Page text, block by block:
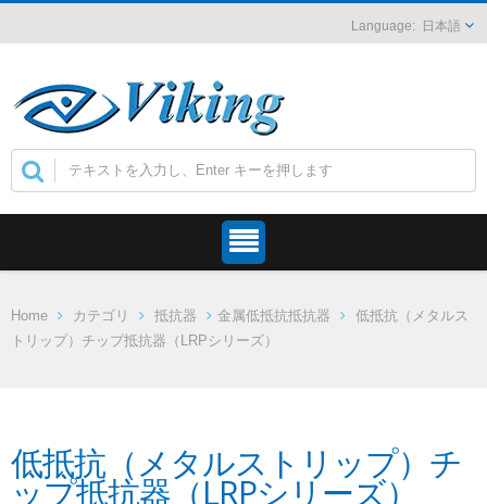
日本語
Home カテゴリ 抵抗器 金属低抵抗抵抗器
低抵抗（メタルス
トリップ）チップ抵抗器（LRPシリーズ）
低抵抗（メタルストリップ）チ
ップ抵抗器（LRPシリーズ）